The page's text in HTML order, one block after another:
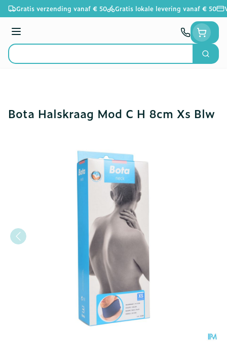
Ga naar de inhoud
Gratis verzending vanaf € 50 Gratis lokale levering vanaf € 50
Menu
Product, merk, categorie...
Zoek
Bota Halskraag Mod C H 8cm Xs Blw